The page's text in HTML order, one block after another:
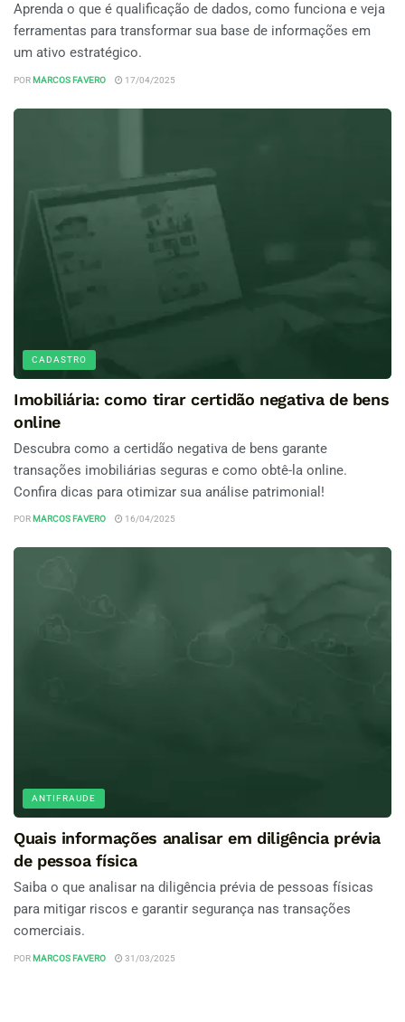
Aprenda o que é qualificação de dados, como funciona e veja
ferramentas para transformar sua base de informações em
um ativo estratégico.
POR MARCOS FAVERO 17/04/2025
CADASTRO
Imobiliária: como tirar certidão negativa de bens
online
Descubra como a certidão negativa de bens garante
transações imobiliárias seguras e como obtê-la online.
Confira dicas para otimizar sua análise patrimonial!
POR MARCOS FAVERO 16/04/2025
ANTIFRAUDE
Quais informações analisar em diligência prévia
de pessoa física
Saiba o que analisar na diligência prévia de pessoas físicas
para mitigar riscos e garantir segurança nas transações
comerciais.
POR MARCOS FAVERO 31/03/2025